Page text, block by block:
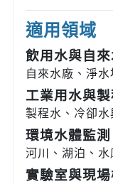
適用領域
飲用水與自來
自來水廠、淨
工業用水與製
製程水、冷卻
環境水體監測
河川、湖泊、
實驗室與現場